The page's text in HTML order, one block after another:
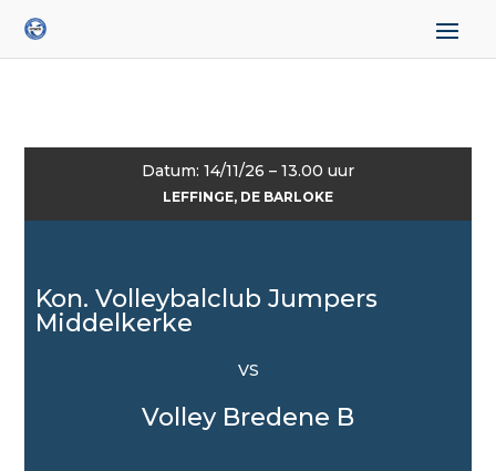
Datum: 14/11/26 – 13.00 uur
LEFFINGE, DE BARLOKE
Kon. Volleybalclub Jumpers
Middelkerke
VS
Volley Bredene B